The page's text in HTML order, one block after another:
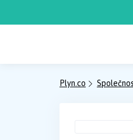
Plyn.co